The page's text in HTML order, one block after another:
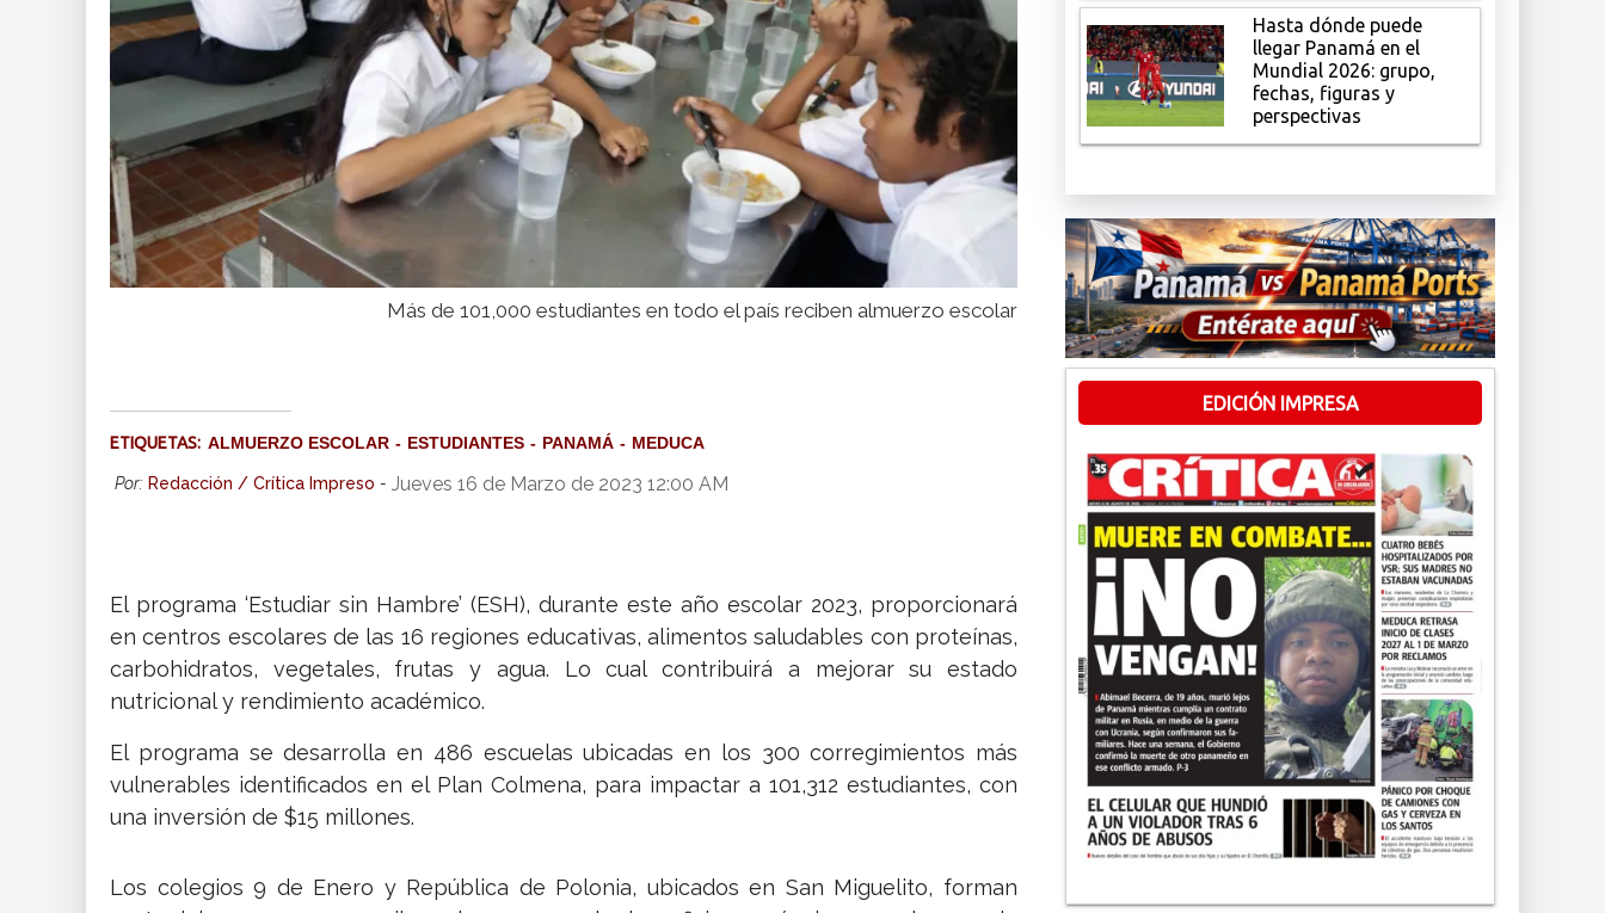
Más de 101,000 estudiantes en todo el país reciben almuerzo escolar
ETIQUETAS: ALMUERZO ESCOLAR ESTUDIANTES PANAMÁ MEDUCA
Por: Redacción / Crítica Impreso - Jueves 16 de Marzo de 2023 12:00 AM
El programa ‘Estudiar sin Hambre’ (ESH), durante este año escolar 2023, proporcionará
en centros escolares de las 16 regiones educativas, alimentos saludables con proteínas,
carbohidratos, vegetales, frutas y agua. Lo cual contribuirá a mejorar su estado
nutricional y rendimiento académico.
El programa se desarrolla en 486 escuelas ubicadas en los 300 corregimientos más
vulnerables identificados en el Plan Colmena, para impactar a 101,312 estudiantes, con
una inversión de $15 millones.
Los colegios 9 de Enero y República de Polonia, ubicados en San Miguelito, forman
Hasta dónde puede
llegar Panamá en el
Mundial 2026: grupo,
fechas, figuras y
perspectivas
EDICIÓN IMPRESA